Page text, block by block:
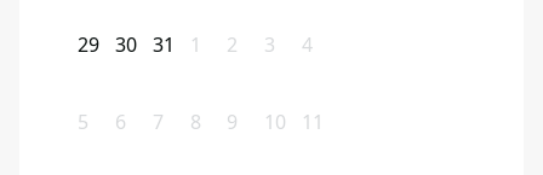
29 30 31 1 2 3 4
5 6 7 8 9 10 11